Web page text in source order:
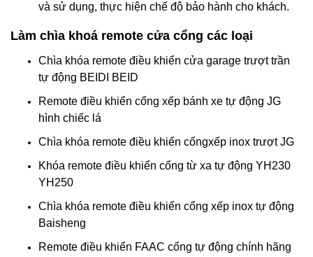
và sử dụng, thực hiện chế độ bảo hành cho khách.
Làm chìa khoá remote cửa cổng các loại
Chìa khóa remote điều khiển cửa garage trượt trần
tự động BEIDI BEID
Remote điều khiển cổng xếp bánh xe tự động JG
hình chiếc lá
Chìa khóa remote điều khiển cổngxếp inox trượt JG
Khóa remote điều khiển cổng từ xa tự động YH230
YH250
Chìa khóa remote điều khiển cổng xếp inox tự động
Baisheng
Remote điều khiển FAAC cổng tự động chính hãng